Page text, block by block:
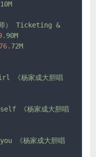
10M
Ticketing &
90M
72M
《杨家成大胆唱
《杨家成大胆唱
you
《杨家成大胆唱